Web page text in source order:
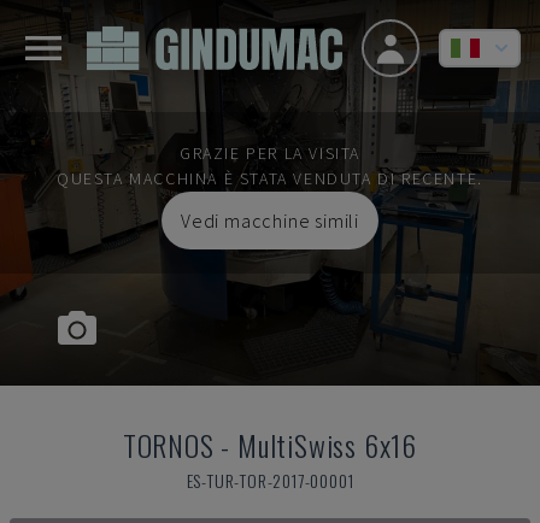
GRAZIE PER LA VISITA
QUESTA MACCHINA È STATA VENDUTA DI RECENTE.
Vedi macchine simili
TORNOS - MultiSwiss 6x16
ES-TUR-TOR-2017-00001